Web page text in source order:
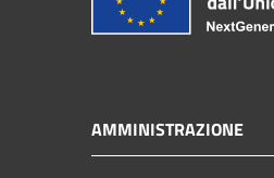
AMMINISTRAZIONE